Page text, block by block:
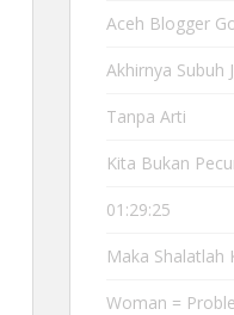
Aceh Blogger
Akhirnya Subuh
Tanpa Arti
Kita Bukan
01:29:25
Maka Shalatlah
Woman =